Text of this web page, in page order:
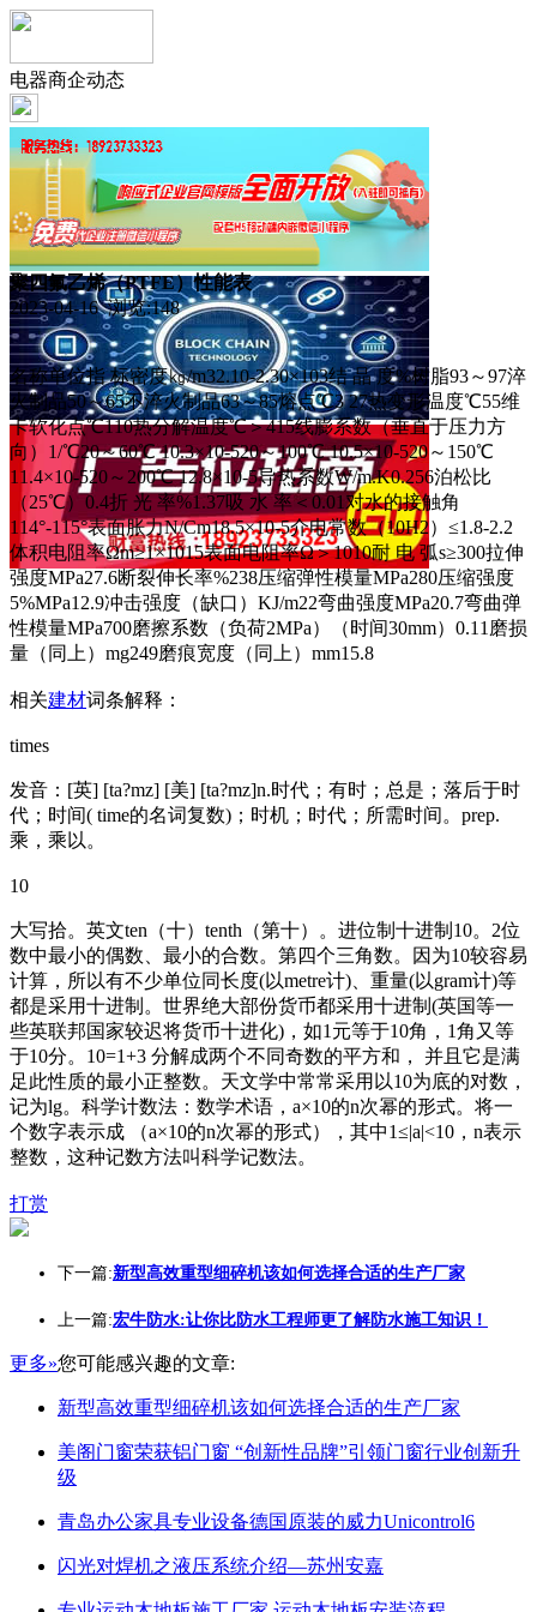
电器商企动态
聚四氟乙烯（PTFE）性能表
2023-04-16 浏览:148
名称单位指 标密度㎏/m32.10-2.30×103结 晶 度%树脂93～97淬
火制品50～65不淬火制品63～85熔点℃3 27热变形温度℃55维
卡软化点℃110热分解温度℃＞415线膨系数（垂直于压力方
向）1/℃20～60℃ 10.3×10-520～100℃ 10.5×10-520～150℃
11.4×10-520～200℃ 12.8×10-5导热系数W/m.K0.256泊松比
（25℃）0.4折 光 率%1.37吸 水 率＜0.01对水的接触角
114°-115°表面胀力N/Cm18.5×10-5介电常数（10H2）≤1.8-2.2
体积电阻率Ωm≥1×1015表面电阻率Ω＞1010耐 电 弧s≥300拉伸
强度MPa27.6断裂伸长率%238压缩弹性模量MPa280压缩强度
5%MPa12.9冲击强度（缺口）KJ/m22弯曲强度MPa20.7弯曲弹
性模量MPa700磨擦系数（负荷2MPa）（时间30mm）0.11磨损
量（同上）mg249磨痕宽度（同上）mm15.8
相关建材词条解释：
times
发音：[英] [ta?mz] [美] [ta?mz]n.时代；有时；总是；落后于时
代；时间( time的名词复数)；时机；时代；所需时间。prep.
乘，乘以。
10
大写拾。英文ten（十）tenth（第十）。进位制十进制10。2位
数中最小的偶数、最小的合数。第四个三角数。因为10较容易
计算，所以有不少单位同长度(以metre计)、重量(以gram计)等
都是采用十进制。世界绝大部份货币都采用十进制(英国等一
些英联邦国家较迟将货币十进化)，如1元等于10角，1角又等
于10分。10=1+3 分解成两个不同奇数的平方和， 并且它是满
足此性质的最小正整数。天文学中常常采用以10为底的对数，
记为lg。科学计数法：数学术语，a×10的n次幂的形式。将一
个数字表示成 （a×10的n次幂的形式），其中1≤|a|<10，n表示
整数，这种记数方法叫科学记数法。
打赏
下一篇:新型高效重型细碎机该如何选择合适的生产厂家
上一篇:宏牛防水:让你比防水工程师更了解防水施工知识！
更多»您可能感兴趣的文章:
新型高效重型细碎机该如何选择合适的生产厂家
美阁门窗荣获铝门窗 “创新性品牌”引领门窗行业创新升
级
青岛办公家具专业设备德国原装的威力Unicontrol6
闪光对焊机之液压系统介绍—苏州安嘉